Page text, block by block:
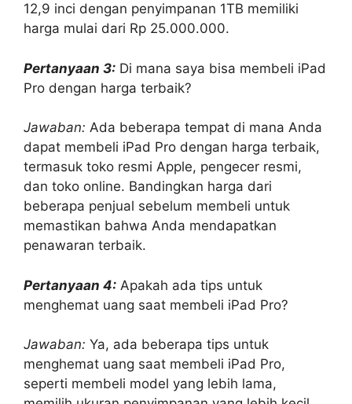
12,9 inci dengan penyimpanan 1TB memiliki
harga mulai dari Rp 25.000.000.
Pertanyaan 3: Di mana saya bisa membeli iPad
Pro dengan harga terbaik?
Jawaban: Ada beberapa tempat di mana Anda
dapat membeli iPad Pro dengan harga terbaik,
termasuk toko resmi Apple, pengecer resmi,
dan toko online. Bandingkan harga dari
beberapa penjual sebelum membeli untuk
memastikan bahwa Anda mendapatkan
penawaran terbaik.
Pertanyaan 4: Apakah ada tips untuk
menghemat uang saat membeli iPad Pro?
Jawaban: Ya, ada beberapa tips untuk
menghemat uang saat membeli iPad Pro,
seperti membeli model yang lebih lama,